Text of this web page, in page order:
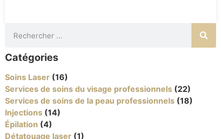
Catégories
Soins Laser (16)
Services de soins du visage professionnels (22)
Services de soins de la peau professionnels (18)
Injections (14)
Épilation (4)
Détatouage laser (1)